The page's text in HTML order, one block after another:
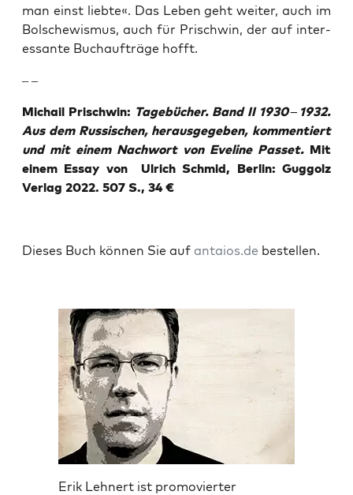
man einst lieb­te«. Das Leben geht wei­ter, auch im
Bol­sche­wis­mus, auch für Prischwin, der auf inter­
es­san­te Buch­auf­trä­ge hofft.
– –
Michail Prischwin: Tage­bü­cher. Band II 1930– 1932.
Aus dem Rus­si­schen, her­aus­ge­ge­ben, kom­men­tiert
und mit einem Nach­wort von Eve­li­ne Pas­set. Mit
einem Essay von ­ Ulrich Schmid, Ber­lin: Gug­golz
Ver­lag 2022. 507 S., 34 €
Die­ses Buch kön­nen Sie auf antaios.de bestellen.
Erik Lehnert ist promovierter